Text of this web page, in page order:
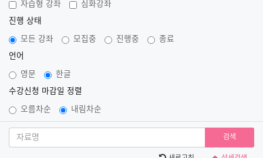
자습형 강좌 심화강좌
진행 상태
모든 강좌 모집중 진행중 종료
언어
영문 한글
수강신청 마감일 정렬
오름차순 내림차순
검색